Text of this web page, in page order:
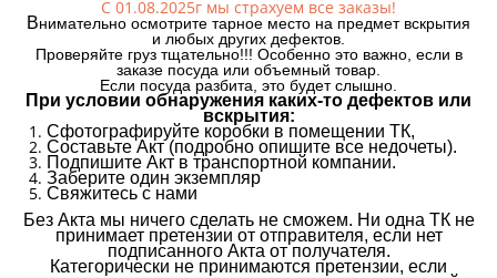
С 01.08.2025г мы страхуем все заказы!
Внимательно осмотрите тарное место на предмет вскрытия
и любых других дефектов.
Проверяйте груз тщательно!!! Особенно это важно, если в
заказе посуда или объемный товар.
Если посуда разбита, это будет слышно.
При условии обнаружения каких-то дефектов или
вскрытия:
Сфотографируйте коробки в помещении ТК,
Составьте Акт (подробно опишите все недочеты).
Подпишите Акт в транспортной компании.
Заберите один экземпляр
Свяжитесь с нами
Без Акта мы ничего сделать не сможем. Ни одна ТК не
принимает претензии от отправителя, если нет
подписанного Акта от получателя.
Категорически не принимаются претензии, если